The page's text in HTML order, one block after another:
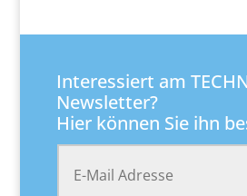
Interessiert am
Newsletter?
Hier können Sie ihn